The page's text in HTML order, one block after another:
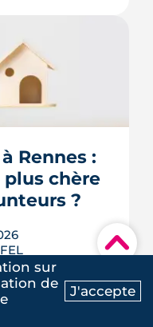
Contactez-nous
▾
de vérité
de loi
pour
et les
Rennes :
plus chère
?
sur
de
J'accepte